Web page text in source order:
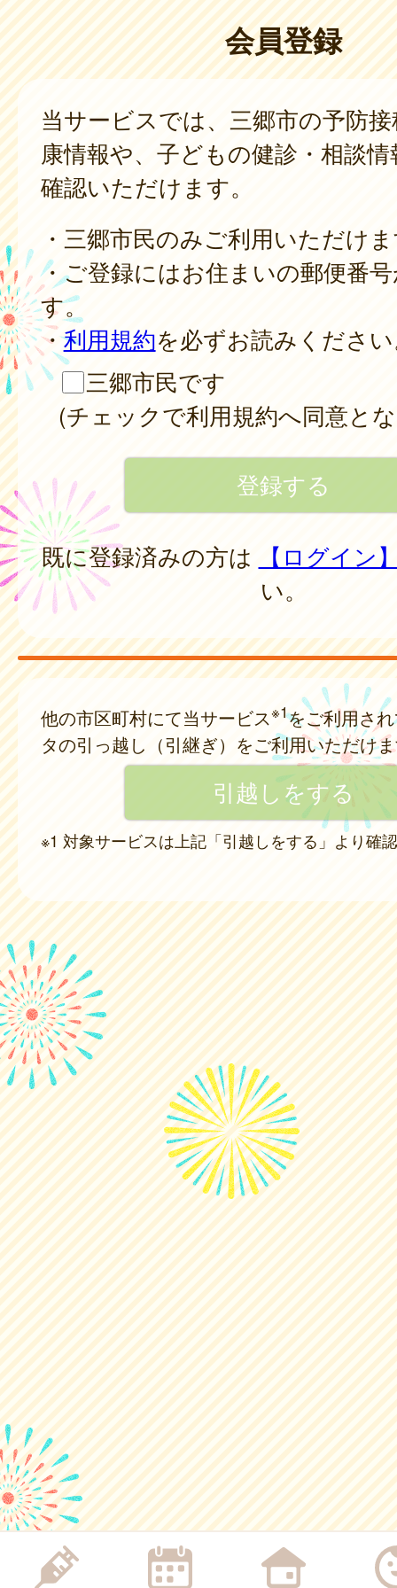
会員登録
当サービスでは、三郷市の予防
康情報や、子どもの健診・相談
確認いただけます。
・三郷市民のみご利用いただけ
・ご登録にはお住まいの郵便番
す。
・利用規約を必ずお読みくださ
三郷市民です
(チェックで利用規約へ同意と
既に登録済みの方は
【ログイン
い。
他の市区町村にて当サービス※1をご利用さ
タの引っ越し（引継ぎ）をご利用いただけ
※1 対象サービスは上記「引越しをする」より確